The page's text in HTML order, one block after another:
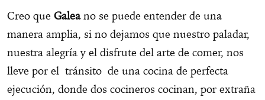
Creo que Galeano se puede entender de una
manera amplia, si no dejamos que nuestro paladar,
nuestra alegría y el disfrute del arte de comer, nos
lleve por el tránsito de una cocina de perfecta
ejecución, donde dos cocineros cocinan, por extraña